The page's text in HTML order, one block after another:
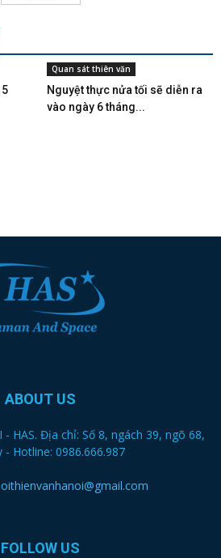
Quan sát thiên văn
Nguyệt thực nửa tối sẽ diễn ra
vào ngày 6 tháng...
ABOUT US
- HAS. Địa chỉ: Số 8, ngách 39, ngõ 68,
- Hotline: 0986.666.987
FOLLOW US